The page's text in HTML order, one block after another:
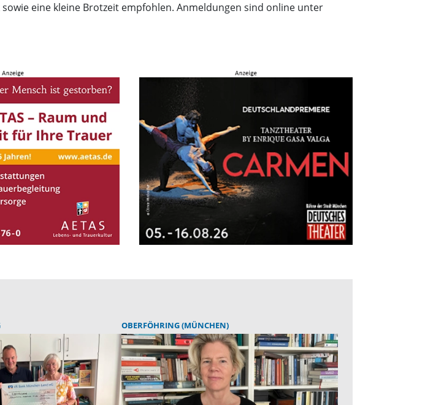
eine kleine Brotzeit empfohlen. Anmeldungen sind online unter
OBERFÖHRING (MÜNCHEN)